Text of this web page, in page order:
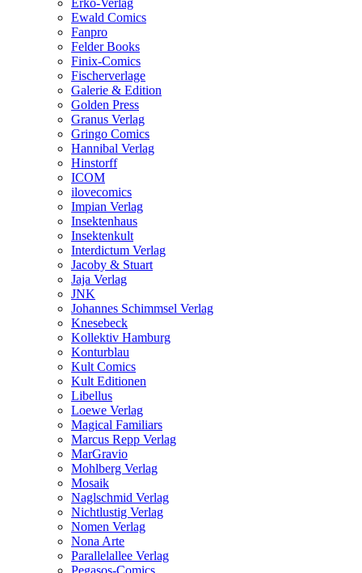
Erko-Verlag
Ewald Comics
Fanpro
Felder Books
Finix-Comics
Fischerverlage
Galerie & Edition
Golden Press
Granus Verlag
Gringo Comics
Hannibal Verlag
Hinstorff
ICOM
ilovecomics
Impian Verlag
Insektenhaus
Insektenkult
Interdictum Verlag
Jacoby & Stuart
Jaja Verlag
JNK
Johannes Schimmsel Verlag
Knesebeck
Kollektiv Hamburg
Konturblau
Kult Comics
Kult Editionen
Libellus
Loewe Verlag
Magical Familiars
Marcus Repp Verlag
MarGravio
Mohlberg Verlag
Mosaik
Naglschmid Verlag
Nichtlustig Verlag
Nomen Verlag
Nona Arte
Parallelallee Verlag
Pegasos-Comics